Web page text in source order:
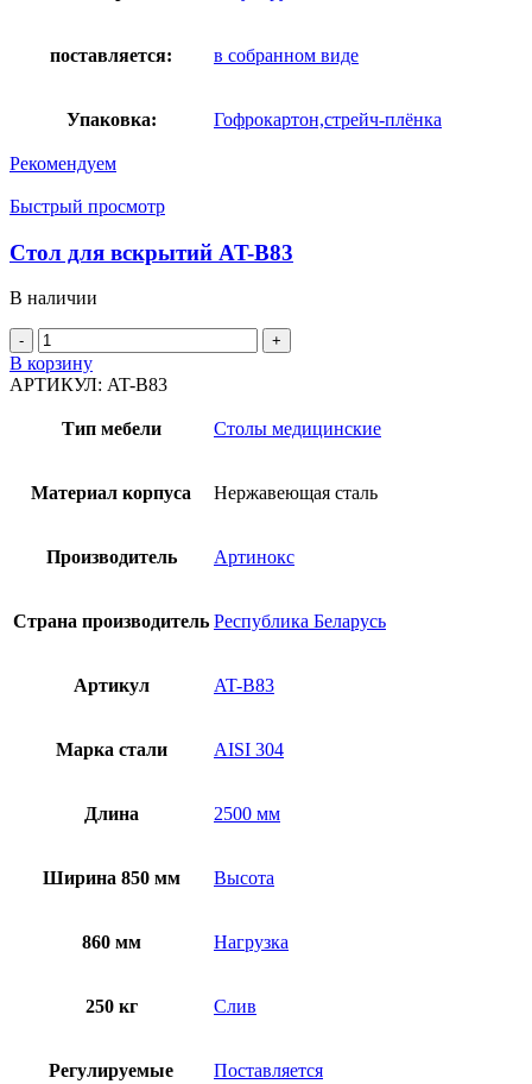
поставляется: в собранном виде
Упаковка: Гофрокартон,стрейч-плёнка
Рекомендуем
Быстрый просмотр
Стол для вскрытий AT-B83
В наличии
Количество
товара
Стол
вскрытий
В корзину
АРТИКУЛ: AT-B83
Тип мебели Столы медицинские
Материал корпуса Нержавеющая сталь
Производитель Артинокс
Страна производитель Республика Беларусь
Артикул AT-B83
Марка стали AISI 304
Длина 2500 мм
Ширина 850 мм Высота
860 мм Нагрузка
250 кг Слив
Регулируемые Поставляется